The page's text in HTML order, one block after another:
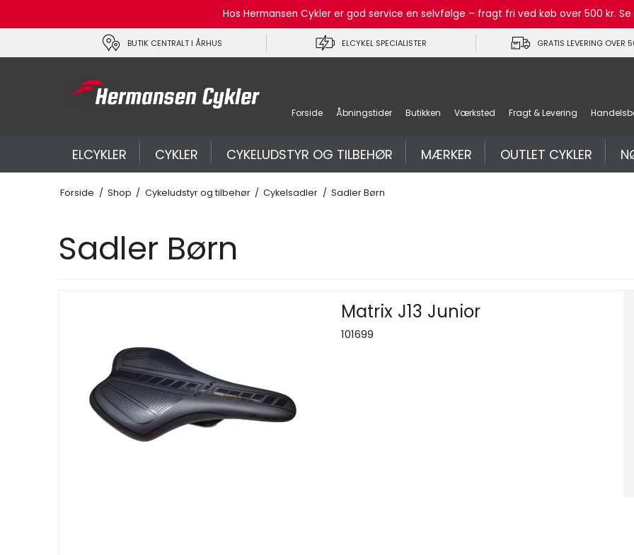
Hos Hermansen Cykler er god service en selvfølge – fragt fri ved køb over 500 kr. Se
BUTIK CENTRALT I ÅRHUS ELCYKEL SPECIALISTER GRATIS LEVERING OVER
Forside Åbningstider Butikken Værksted Fragt & Levering
ELCYKLER CYKLER CYKELUDSTYR OG TILBEHØR MÆRKER OUTLET CYKLER
Forside / Shop / Cykeludstyr og tilbehør / Cykelsadler / Sadler Børn
Sadler Børn
Matrix J13 Junior
101699